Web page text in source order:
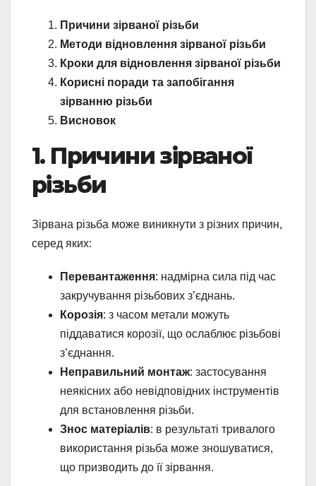
Причини зірваної різьби
Методи відновлення зірваної різьби
Кроки для відновлення зірваної різьби
Корисні поради та запобігання
зірванню різьби
Висновок
1. Причини зірваної
різьби
Зірвана різьба може виникнути з різних причин,
серед яких:
Перевантаження: надмірна сила під час
закручування різьбових з’єднань.
Корозія: з часом метали можуть
піддаватися корозії, що ослаблює різьбові
з’єднання.
Неправильний монтаж: застосування
неякісних або невідповідних інструментів
для встановлення різьби.
Знос матеріалів: в результаті тривалого
використання різьба може зношуватися,
що призводить до її зірвання.